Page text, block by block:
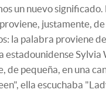
un nuevo
justamente, de
la palabra proviene de
estadounidense Sylvia
de pequeña, en una
ella escuchaba